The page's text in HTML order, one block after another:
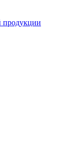
продукции